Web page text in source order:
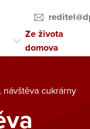
Ze života
domova
cukrárny